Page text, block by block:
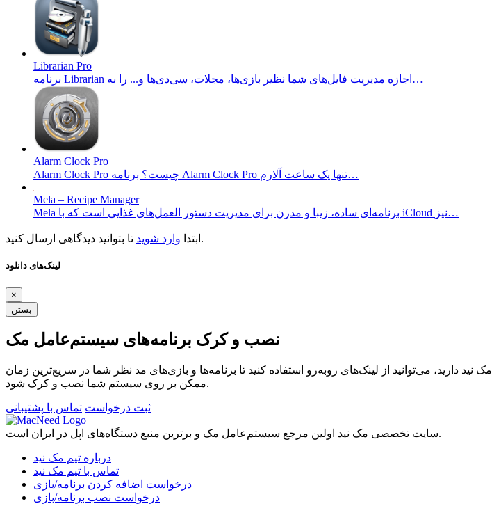
Librarian Pro
برنامه Librarian اجازه مدیریت فایل‌های شما نظیر بازی‌ها، مجلات، سی‌دی‌ها و... را به…
Alarm Clock Pro
Alarm Clock Pro چیست؟ برنامه Alarm Clock Pro تنها یک ساعت آلارم…
Mela – Recipe Manager
Mela برنامه‌ای ساده، زیبا و مدرن برای مدیریت دستور العمل‌های غذایی است که با iCloud نیز…
ابتدا وارد شوید تا بتوانید دیدگاهی ارسال کنید.
لینک‌های دانلود
×
بستن
نصب و کرک برنامه‌های سیستم‌عامل مک
می‌توانید از لینک‌های رو‌به‌رو استفاده کنید تا برنامه‌ها و بازی‌های مد نظر شما در سریع‌ترین زمان
ممکن بر روی سیستم شما نصب و کرک شود.
ثبت درخواست تماس با پشتیبانی
سایت تخصصی مک نید اولین مرجع سیستم‌عامل مک و برترین منبع دستگاه‌های اپل در ایران است.
درباره تیم مک نید
تماس با تیم مک نید
درخواست اضافه کردن برنامه/بازی
درخواست نصب برنامه/بازی